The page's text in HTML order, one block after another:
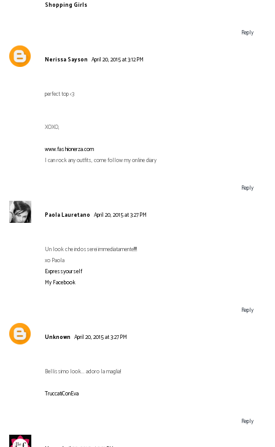
Shopping Girls
Reply
Nerissa Sayson April 20, 2015 at 3:12 PM
perfect top <3
XOXO,
www.fashionerza.com
I can rock any outfits, come follow my online diary
Reply
Paola Lauretano April 20, 2015 at 3:27 PM
Un look che indosserei immediatamente!!!!!
xo Paola
Expressyourself
My Facebook
Reply
Unknown April 20, 2015 at 3:27 PM
Bellissimo look... adoro la maglia!
TruccatiConEva
Reply